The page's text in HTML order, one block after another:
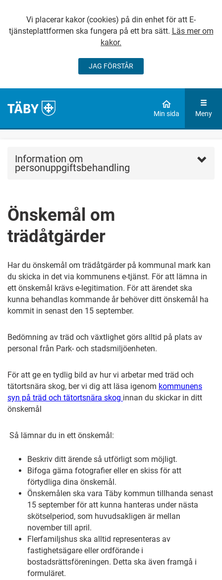
Vi placerar kakor (cookies) på din enhet för att E-
tjänsteplattformen ska fungera på ett bra sätt. Läs mer om
kakor.
JAG FÖRSTÅR
GÅ DIREKT TILL
Min sida Meny
Information om
personuppgiftsbehandling
Önskemål om
trädåtgärder
Har du önskemål om trädåtgärder på kommunal mark kan
du skicka in det via kommunens e-tjänst. För att lämna in
ett önskemål krävs e-legitimation. För att ärendet ska
kunna behandlas kommande år behöver ditt önskemål ha
kommit in senast den 15 september.
Bedömning av träd och växtlighet görs alltid på plats av
personal från Park- och stadsmiljöenheten.
För att ge en tydlig bild av hur vi arbetar med träd och
tätortsnära skog, ber vi dig att läsa igenom kommunens
syn på träd och tätortsnära skog innan du skickar in ditt
önskemål
Så lämnar du in ett önskemål:
Beskriv ditt ärende så utförligt som möjligt.
Bifoga gärna fotografier eller en skiss för att
förtydliga dina önskemål.
Önskemålen ska vara Täby kommun tillhanda senast
15 september för att kunna hanteras under nästa
skötselperiod, som huvudsakligen är mellan
november till april.
Flerfamiljshus ska alltid representeras av
fastighetsägare eller ordförande i
bostadsrättsföreningen. Detta ska även framgå i
formuläret.